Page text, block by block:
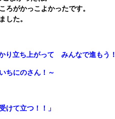
ろがかっこよかったです。
した。
り立ち上がって みんなで進もう！
いちにのさん！～
つ！！」